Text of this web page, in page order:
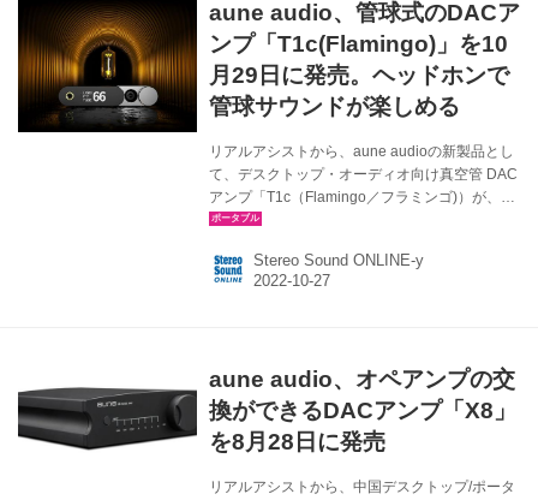
まり良いイメージを持っていなかった。安価だ
けど音質や機能は……。依然としてそのような
イメージを持っているオーディオファイル...
aune audio、管球式のDACア
ンプ「T1c(Flamingo)」を10
月29日に発売。ヘッドホンで
管球サウンドが楽しめる
リアルアシストから、aune audioの新製品とし
て、デスクトップ・オーディオ向け真空管 DAC
アンプ「T1c（Flamingo／フラミンゴ)）が、10
月29日に発売される。価格は￥38,500（税
祭2022のリアルアシストブースにも参考展示さ
れていた製品で、aune audioが独自の技術を結
トさを兼ね備えたものにまとめられており、そ
のサウンドにも注目が集まりそうだ。なお、本
モデルの特徴を列挙すると...
Stereo Sound ONLINE-y
aune audio、オペアンプの交
換ができるDACアンプ「X8」
を8月28日に発売
リアルアシストから、中国デスクトップ/ポータ